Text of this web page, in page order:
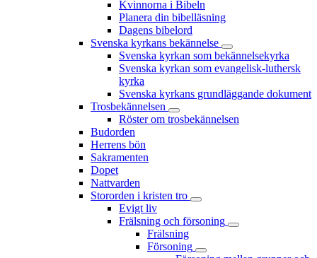
Kvinnorna i Bibeln
Planera din bibelläsning
Dagens bibelord
Svenska kyrkans bekännelse
Svenska kyrkan som bekännelsekyrka
Svenska kyrkan som evangelisk-luthersk
kyrka
Svenska kyrkans grundläggande dokument
Trosbekännelsen
Röster om trosbekännelsen
Budorden
Herrens bön
Sakramenten
Dopet
Nattvarden
Stororden i kristen tro
Evigt liv
Frälsning och försoning
Frälsning
Försoning